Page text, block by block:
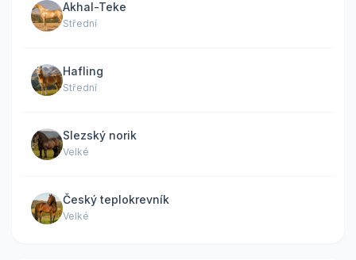
Akhal-Teke
Střední
Hafling
Střední
Slezský norik
Velké
Český teplokrevník
Velké